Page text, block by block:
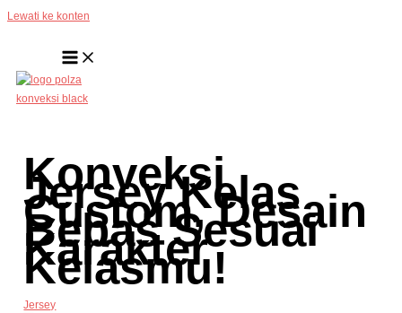
Lewati ke konten
Konveksi
Jersey Kelas
Custom, Desain
Bebas Sesuai
Karakter
Kelasmu!
Jersey